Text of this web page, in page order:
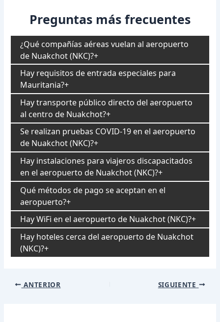
Preguntas más frecuentes
¿Qué compañías aéreas vuelan al aeropuerto
de Nuakchot (NKC)?
Hay requisitos de entrada especiales para
Mauritania?
Hay transporte público directo del aeropuerto
al centro de Nuakchot?
Se realizan pruebas COVID-19 en el aeropuerto
de Nuakchot (NKC)?
Hay instalaciones para viajeros discapacitados
en el aeropuerto de Nuakchot (NKC)?
Qué métodos de pago se aceptan en el
aeropuerto?
Hay WiFi en el aeropuerto de Nuakchot (NKC)?
Hay hoteles cerca del aeropuerto de Nuakchot
(NKC)?
Navegación
ANTERIOR SIGUIENTE